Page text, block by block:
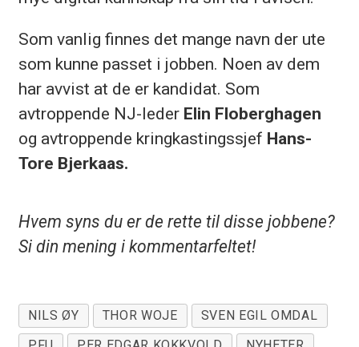
Som vanlig finnes det mange navn der ute
som kunne passet i jobben. Noen av dem
har avvist at de er kandidat. Som
avtroppende NJ-leder Elin Floberghagen
og avtroppende kringkastingssjef Hans-
Tore Bjerkaas.
Hvem syns du er de rette til disse jobbene?
Si din mening i kommentarfeltet!
NILS ØY THOR WOJE
SVEN EGIL OMDAL